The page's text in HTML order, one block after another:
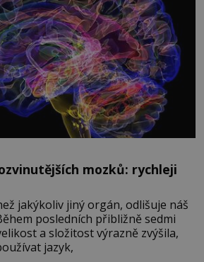
mozků: rychleji
jakýkoliv jiný orgán, odlišuje náš
posledních přibližně sedmi
a složitost výrazně zvýšila,
jazyk,